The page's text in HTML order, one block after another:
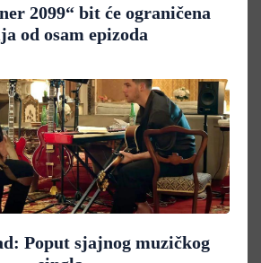
2099“ bit će ograničena
od osam epizoda
Poput sjajnog muzičkog